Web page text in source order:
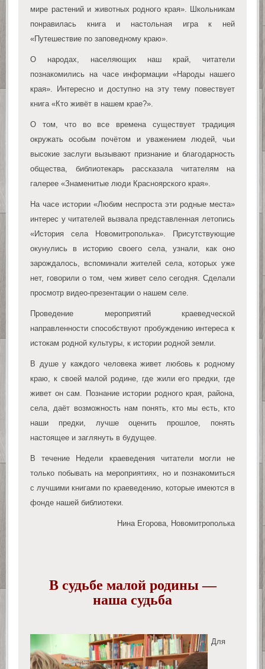
мире растений и животных родного края». Школьникам
понравилась книга и настольная игра к ней
«Путешествие по заповедному краю».
О народах, населяющих наш край, читатели
познакомились на часе информации «Народы нашего
края». Интересно и доступно на эту тему повествует
книга «Кто живёт в нашем крае?».
О том, что во все времена существует традиция
окружать особым почётом и уважением людей, чьи
высокие заслуги вызывают признание и благодарность
общества, библиотекарь рассказала читателям на
галерее «Знаменитые люди Красноярского края».
На часе истории «Любим неспроста эти родные места»
интерес у читателей вызвала представленная летопись
«История села Новомитрополька». Присутствующие
окунулись в историю своего села, узнали, как оно
зарождалось, вспоминали жителей села, которых уже
нет, говорили о том, чем живет село сегодня. Сделали
просмотр видео-презентации о нашем селе.
Проведение мероприятий краеведческой
направленности способствуют пробуждению интереса к
истокам родной культуры, к истории родной земли.
В душе у каждого человека живет любовь к родному
краю, к своей малой родине, где жили его предки, где
живет он сам. Познание истории родного края, района,
села, даёт возможность нам понять, кто мы есть, кто
наши предки, лучше оценить прошлое, понять
настоящее и заглянуть в будущее.
В течение Недели краеведения читатели могли не
только побывать на мероприятиях, но и познакомиться
с лучшими книгами по краеведению, которые имеются в
фонде нашей библиотеки.
Нина Егорова, Новомитрополька
В судьбе малой родины —
наша судьба
Для